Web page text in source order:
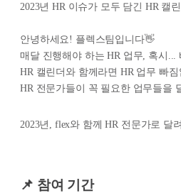
2023년 HR 이슈가 모두 담긴 HR 캘
안녕하세요! 플렉스팀입니다👋
매달 진행해야 하는 HR 업무, 혹시...
HR 캘린더와 함께라면 HR 업무 빠
HR 전문가들이 꼭 필요한 업무들을
2023년, flex와 함께 HR 전문가로 달
📌 참여 기간